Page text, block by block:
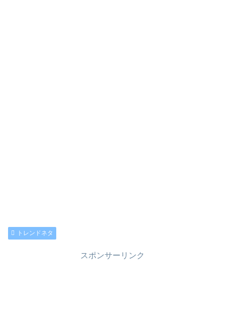
トレンドネタ
スポンサーリンク